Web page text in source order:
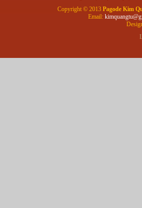
Copyright © 2013 Pagode Kim
Email: